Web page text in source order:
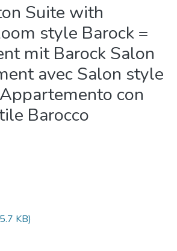
Suite with
style Barock =
mit Barock Salon
avec Salon style
con
Barocco
KB)